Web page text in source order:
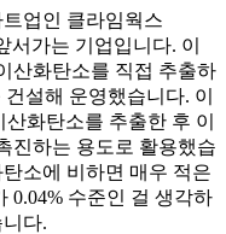
업인 클라임웍스
서가는 기업입니다. 이
산화탄소를 직접 추출하
설해 운영했습니다. 이
화탄소를 추출한 후 이
진하는 용도로 활용했습
소에 비하면 매우 적은
0.04% 수준인 걸 생각하
다.